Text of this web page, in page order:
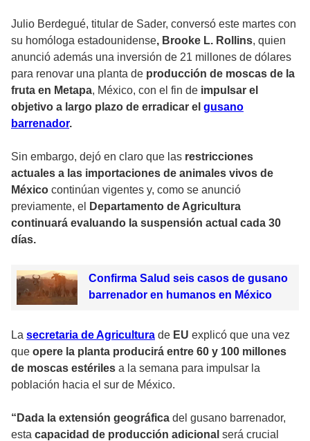
Julio Berdegué, titular de Sader, conversó este martes con
su homóloga estadounidense, Brooke L. Rollins, quien
anunció además una inversión de 21 millones de dólares
para renovar una planta de producción de moscas de la
fruta en Metapa, México, con el fin de impulsar el
objetivo a largo plazo de erradicar el gusano
barrenador.
Sin embargo, dejó en claro que las restricciones
actuales a las importaciones de animales vivos de
México continúan vigentes y, como se anunció
previamente, el
Departamento de Agricultura
continuará evaluando la suspensión actual cada 30
días.
Confirma Salud seis casos de gusano
barrenador en humanos en México
La secretaria de Agricultura de EU explicó que una vez
que opere la planta producirá entre 60 y 100 millones
de moscas estériles a la semana para impulsar la
población hacia el sur de México.
“Dada la extensión geográfica del gusano barrenador,
esta capacidad de producción adicional será crucial